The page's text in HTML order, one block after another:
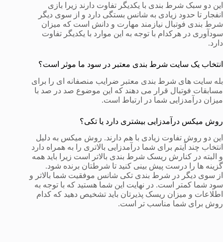
این دو سبک شرط بندی با یکدیگر تفاوت دارند زیرا بازی
انفجار تا حدود زیادی به شانس بستگی دارد و از سوی دیگر
شرط بندی فوتبال نیازمند مهارت و دانش است که میزان
سودآوری در هرکدام با توجه به این موارد با یکدیگر تفاوت
دارد.
انتخاب یک سایت شرط بندی معتبر در سود ما موثر است؟
بله سایت های شرط بندی معتبر ضرایب منصفانه ای را برای
مسابقات فوتبال قرار می دهند که این موضوع صد در صد با
میزان درآمدزایی شما در ارتباط است.
روش میکس درآمدزایی بیشتری دارد یا تکی؟
این دو روش تفاوت زیادی با هم دارند. روش میکس به دلیل
انتخاب چند آیتم برای شما درآمدزایی بالاتری را به همراه دارد
و البته در کنارش ریسک شرط بندی بالاتر است زیرا باید همه
گزینه ها را درست پیش بینی کنید تا شرطتان برنده شود.
از سوی دیگر در شرط بندی تکی شانس موفقیت شما بالاتر و
سود شما کمتر است. در نهایت این شما هستید که با توجه به
اطلاعات و میزان ریسک پذیرتان باید تشخیص دهید که کدام
روش برای شما مناسب تر است.